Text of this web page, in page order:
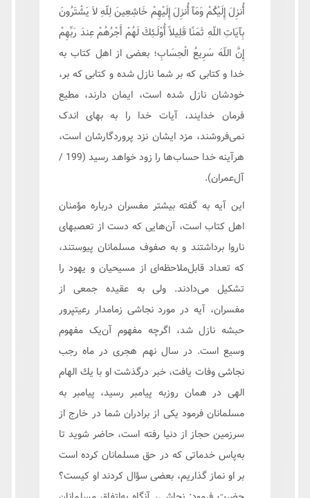
أُنزِلَ إِلَيْكُمْ وَمَآ أُنزِلَ إِلَيْهِمْ خَاشِعِينَ لِلّهِ لاَ يَشْتَرُونَ
بِآيَاتِ اللّهِ ثَمَنًا قَلِيلاً أُوْلَـئِكَ لَهُمْ أَجْرُهُمْ عِندَ رَبِّهِمْ
إِنَّ اللّهَ سَرِيعُ الْحِسَابِ؛ بعضی از اهل کتاب به
خدا و کتابی که بر شما نازل شده و کتابی که بر،
خودشان نازل شده است، ايمان دارند، مطيع
فرمان خدايند، آيات خدا را به بهای اندک
نمی‌فروشند، مزد ايشان نزد پروردگارشان است،
هرآینه خدا حساب‌ها را زود خواهد رسيد (199 /
آل‌عمران).
اين آيه به گفته بيشتر مفسران درباره مؤمنان
اهل كتاب است، آن‌هایی كه دست از تعصب‏هاى
ناروا برداشتند و به صفوف مسلمانان پيوستند،
كه تعداد قابل‌ملاحظه‌ای از مسيحيان و يهود را
تشكيل می‌دادند. ولى به عقيده جمعى از
مفسران، آيه در مورد نجاشى زمامدار رعيت‏پرور
حبشه نازل شد، اگرچه مفهوم آن‌یک مفهوم
وسيع است. در سال نهم هجرى در ماه رجب
نجاشى وفات يافت، خبر درگذشت او با يك الهام
الهى در همان روزبه پيامبر رسيد، پيامبر به
مسلمانان فرمود يكى از برادران شما در خارج از
سرزمين حجاز از دنيا رفته است، حاضر شويد تا
به‌پاس خدماتى كه در حق مسلمانان كرده است
بر او نماز گذاريم، بعضى سؤال كردند او كيست؟